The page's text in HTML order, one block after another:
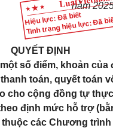
Hiệu lực: Đã biết
Tình trạng hiệu lực: Đã
năm
QUYẾT ĐỊNH
số điểm, khoản của
toán, quyết toán
cho cộng đồng tự
định mức hỗ trợ
thuộc các Chương trình